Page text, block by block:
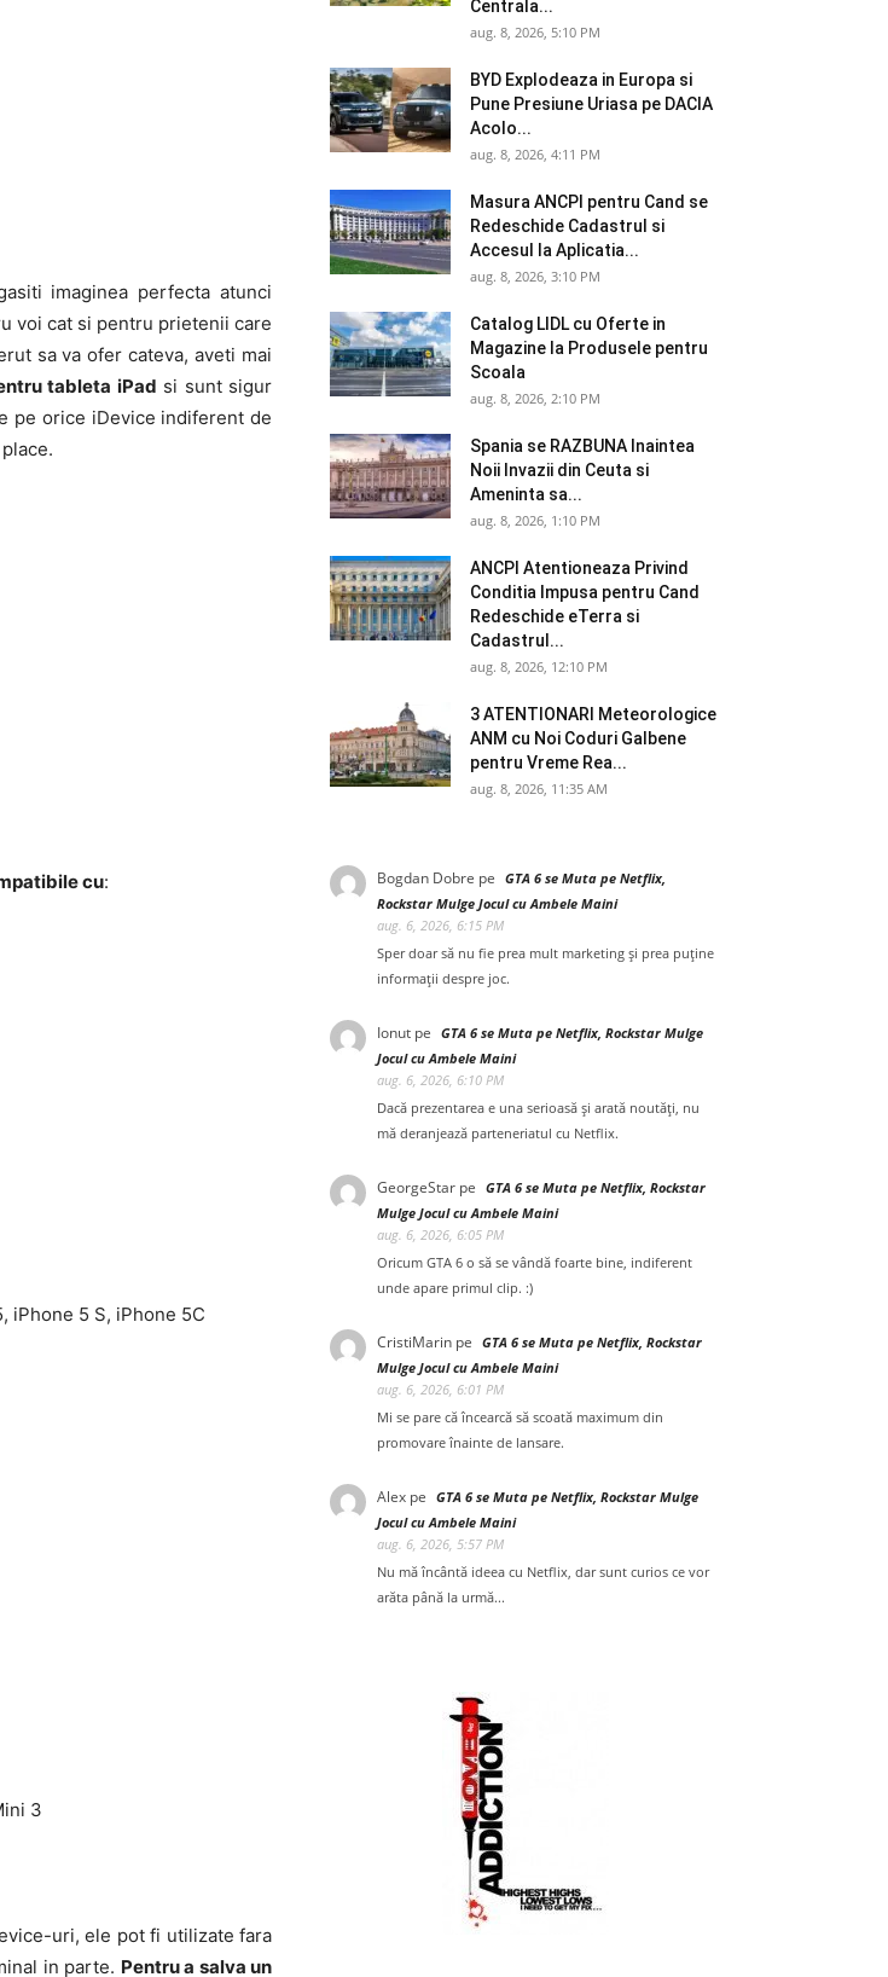
imaginea perfecta atunci
voi cat si pentru prietenii care
sa va ofer cateva, aveti mai
tableta iPad si sunt sigur
pe orice iDevice indiferent de
cu:
iPhone 5 S, iPhone 5C
3
uri, ele pot fi utilizate fara
in parte. Pentru a salva un
Centrala...
aug. 8, 2026, 5:10 PM
BYD Explodeaza in Europa si
Pune Presiune Uriasa pe DACIA
Acolo...
aug. 8, 2026, 4:11 PM
Masura ANCPI pentru Cand se
Redeschide Cadastrul si
Accesul la Aplicatia...
aug. 8, 2026, 3:10 PM
Catalog LIDL cu Oferte in
Magazine la Produsele pentru
Scoala
aug. 8, 2026, 2:10 PM
Spania se RAZBUNA Inaintea
Noii Invazii din Ceuta si
Ameninta sa...
aug. 8, 2026, 1:10 PM
ANCPI Atentioneaza Privind
Conditia Impusa pentru Cand
Redeschide eTerra si
Cadastrul...
aug. 8, 2026, 12:10 PM
3 ATENTIONARI Meteorologice
ANM cu Noi Coduri Galbene
pentru Vreme Rea...
aug. 8, 2026, 11:35 AM
Bogdan Dobre pe GTA 6 se Muta pe Netflix,
Rockstar Mulge Jocul cu Ambele Maini
aug. 6, 2026, 6:15 PM
Sper doar să nu fie prea mult marketing și prea puține
informații despre joc.
Ionut pe GTA 6 se Muta pe Netflix, Rockstar Mulge
Jocul cu Ambele Maini
aug. 6, 2026, 6:10 PM
Dacă prezentarea e una serioasă și arată noutăți, nu
mă deranjează parteneriatul cu Netflix.
GeorgeStar pe GTA 6 se Muta pe Netflix, Rockstar
Mulge Jocul cu Ambele Maini
aug. 6, 2026, 6:05 PM
Oricum GTA 6 o să se vândă foarte bine, indiferent
unde apare primul clip. :)
CristiMarin pe GTA 6 se Muta pe Netflix, Rockstar
Mulge Jocul cu Ambele Maini
aug. 6, 2026, 6:01 PM
Mi se pare că încearcă să scoată maximum din
promovare înainte de lansare.
Alex pe GTA 6 se Muta pe Netflix, Rockstar Mulge
Jocul cu Ambele Maini
aug. 6, 2026, 5:57 PM
Nu mă încântă ideea cu Netflix, dar sunt curios ce vor
arăta până la urmă...